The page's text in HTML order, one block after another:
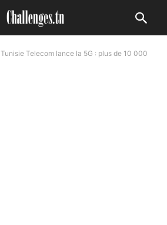
Tunisie Telecom lance la 5G : plus de 10 000